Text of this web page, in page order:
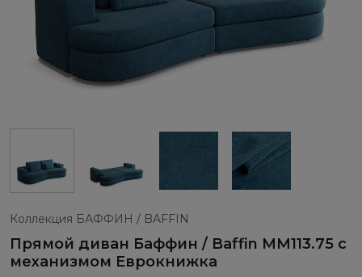
Коллекция БАФФИН / BAFFIN
Прямой диван Баффин / Baffin ММ113.75 с
механизмом Еврокнижка